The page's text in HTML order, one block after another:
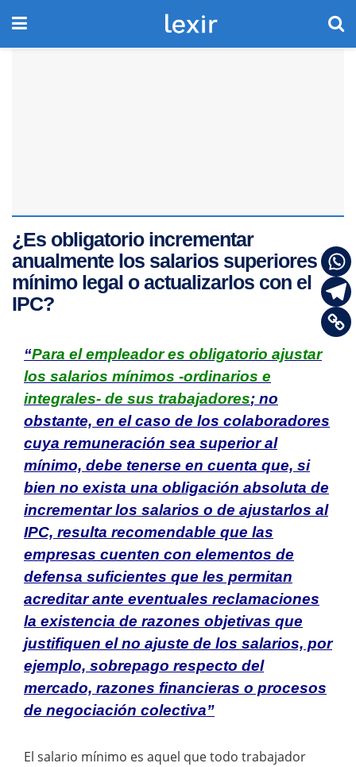
¿Es obligatorio incrementar
anualmente los salarios superiores al
mínimo legal o actualizarlos con el
IPC?
“Para el empleador es obligatorio ajustar
los salarios mínimos -ordinarios e
integrales- de sus trabajadores; no
obstante, en el caso de los colaboradores
cuya remuneración sea superior al
mínimo, debe tenerse en cuenta que, si
bien no exista una obligación absoluta de
incrementar los salarios o de ajustarlos al
IPC, resulta recomendable que las
empresas cuenten con elementos de
defensa suficientes que les permitan
acreditar ante eventuales reclamaciones
la existencia de razones objetivas que
justifiquen el no ajuste de los salarios, por
ejemplo, sobrepago respecto del
mercado, razones financieras o procesos
de negociación colectiva”
El salario mínimo es aquel que todo trabajador